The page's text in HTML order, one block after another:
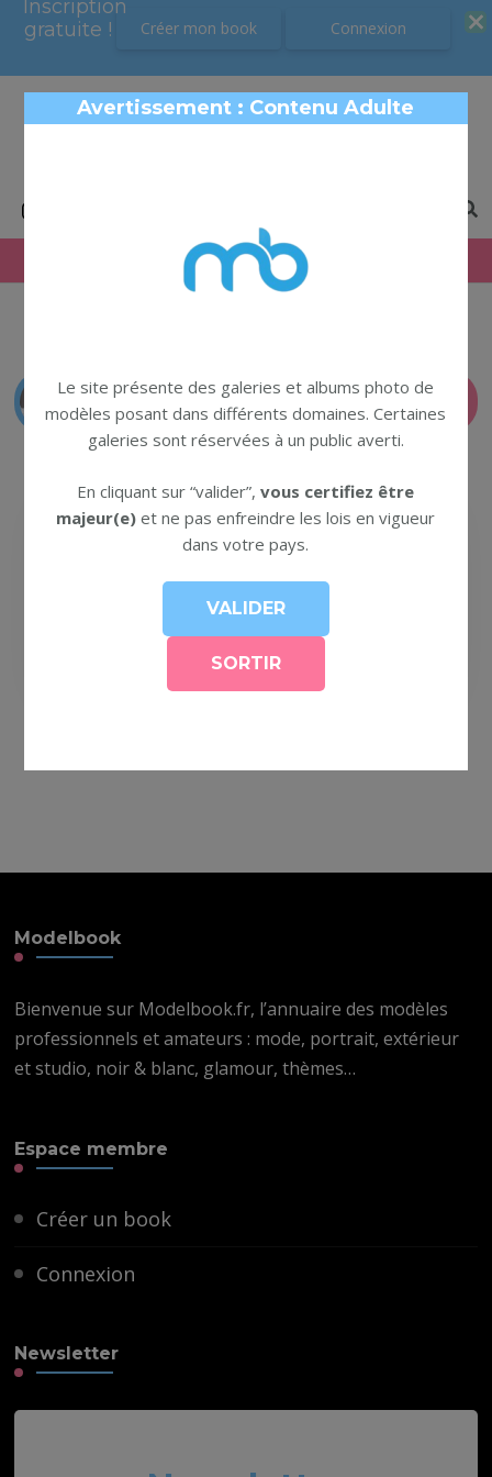
Inscription
gratuite !
Créer mon book Connexion
ModelBook
SIGNALER
← Retour au profil
CoCo
Inscription
gratuite !
Créer mon book Connexion
Modelbook
Bienvenue sur Modelbook.fr, l’annuaire des modèles
professionnels et amateurs : mode, portrait, extérieur
et studio, noir & blanc, glamour, thèmes…
Espace membre
Créer un book
Connexion
Newsletter
Avertissement : Contenu Adulte
Le site présente des galeries et albums photo de
modèles posant dans différents domaines. Certaines
galeries sont réservées à un public averti.
En cliquant sur “valider”,vous certifiez être
majeur(e) et ne pas enfreindre les lois en vigueur
dans votre pays.